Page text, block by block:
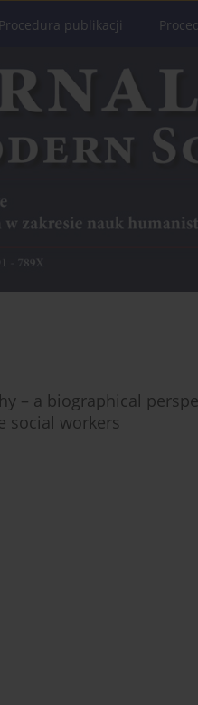
Procedura publikacji
– a biographical
social workers